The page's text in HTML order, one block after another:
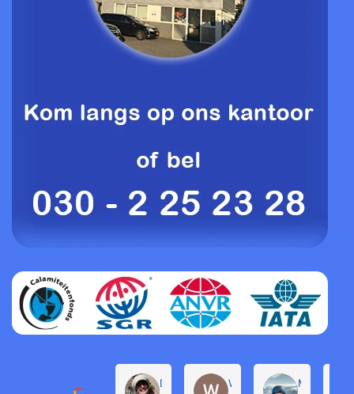
Daphne de GrootWillem Groenendijk
Michel